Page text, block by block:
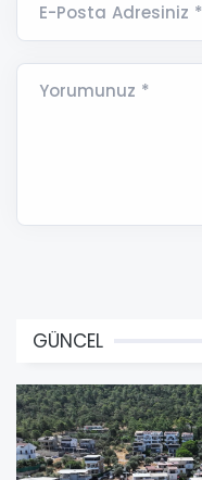
E-Posta Adresiniz *
Yorumunuz *
GÜNCEL